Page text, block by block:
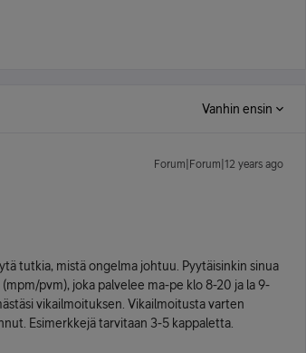
Vanhin ensin
Forum|Forum|12 years ago
tutkia, mistä ongelma johtuu. Pyytäisinkin sinua
pvm), joka palvelee ma-pe klo 8-20 ja la 9-
vikailmoituksen. Vikailmoitusta varten
Esimerkkejä tarvitaan 3-5 kappaletta.